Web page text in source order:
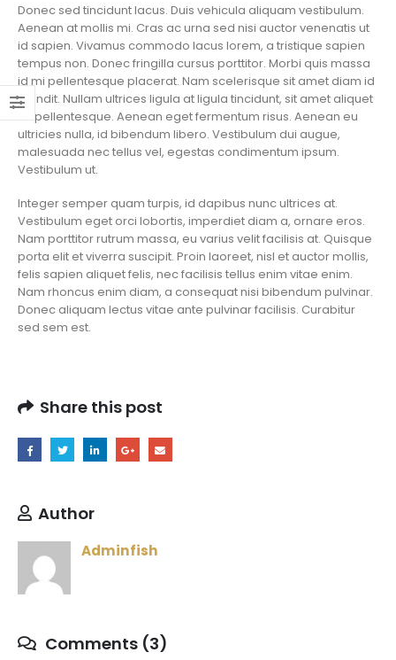
Donec sed tincidunt lacus. Duis vehicula aliquam vestibulum.
Aenean at mollis mi. Cras ac urna sed nisi auctor venenatis ut
id sapien. Vivamus commodo lacus lorem, a tristique sapien
tempus non. Donec fringilla cursus porttitor. Morbi quis massa
id mi pellentesque placerat. Nam scelerisque sit amet diam id
blandit. Nullam ultrices ligula at ligula tincidunt, sit amet aliquet
mi pellentesque. Aenean eget fermentum risus. Aenean eu
ultricies nulla, id bibendum libero. Vestibulum dui augue,
malesuada nec tellus vel, egestas condimentum ipsum.
Vestibulum ut.
Integer semper quam turpis, id dapibus nunc ultrices at.
Vestibulum eget orci lobortis, imperdiet diam a, ornare eros.
Nam porttitor rutrum massa, eu varius velit facilisis at. Quisque
porta elit et viverra suscipit. Proin laoreet, nisl et auctor mollis,
felis sapien aliquet felis, nec facilisis tellus enim vitae enim.
Nam rhoncus enim diam, a consequat nisi bibendum pulvinar.
Donec aliquam lectus vitae ante pulvinar facilisis. Curabitur
sed sem est.
Share this post
Author
Adminfish
Comments (3)